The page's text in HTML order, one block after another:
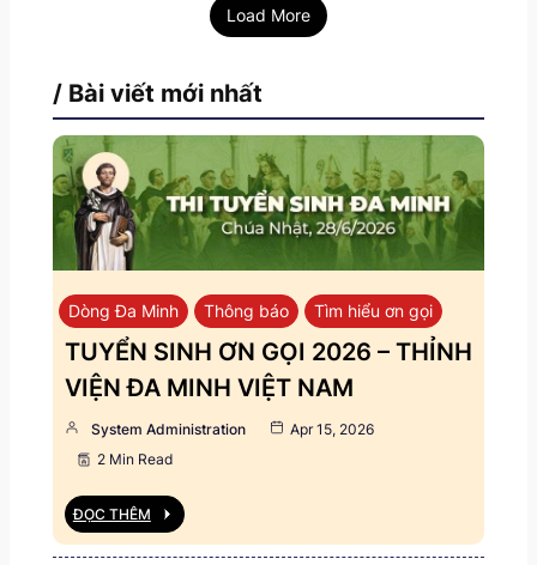
Load More
/ Bài viết mới nhất
Dòng Đa Minh Thông báo Tìm hiểu ơn gọi
TUYỂN SINH ƠN GỌI 2026 – THỈNH
VIỆN ĐA MINH VIỆT NAM
System Administration
Apr 15, 2026
2 Min Read
ĐỌC THÊM